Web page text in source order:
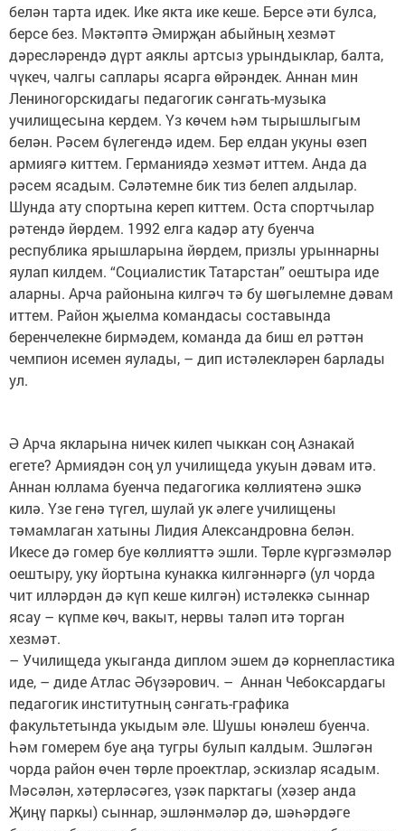
белән тарта идек. Ике якта ике кеше. Берсе әти булса,
берсе без. Мәктәптә Әмирҗан абыйның хезмәт
дәресләрендә дүрт аяклы артсыз урындыклар, балта,
чүкеч, чалгы саплары ясарга өйрәндек. Аннан мин
Лениногорскидагы педагогик сәнгать-музыка
училищесына кердем. Үз көчем һәм тырышлыгым
белән. Рәсем бүлегендә идем. Бер елдан укуны өзеп
армиягә киттем. Германиядә хезмәт иттем. Анда да
рәсем ясадым. Сәләтемне бик тиз белеп алдылар.
Шунда ату спортына кереп киттем. Оста спортчылар
рәтендә йөрдем. 1992 елга кадәр ату буенча
республика ярышларына йөрдем, призлы урыннарны
яулап килдем. “Социалистик Татарстан” оештыра иде
аларны. Арча районына килгәч тә бу шөгылемне дәвам
иттем. Район җыелма командасы составында
беренчелекне бирмәдем, команда да биш ел рәттән
чемпион исемен яулады, – дип истәлекләрен барлады
ул.
Ә Арча якларына ничек килеп чыккан соң Азнакай
егете? Армиядән соң ул училищеда укуын дәвам итә.
Аннан юллама буенча педагогика көллиятенә эшкә
килә. Үзе генә түгел, шулай ук әлеге училищены
тәмамлаган хатыны Лидия Александровна белән.
Икесе дә гомер буе көллияттә эшли. Төрле күргәзмәләр
оештыру, уку йортына кунакка килгәннәргә (ул чорда
чит илләрдән дә күп кеше килгән) истәлеккә сыннар
ясау – күпме көч, вакыт, нервы таләп итә торган
хезмәт.
– Училищеда укыганда диплом эшем дә корнепластика
иде, – диде Атлас Әбүзәрович. – Аннан Чебоксардагы
педагогик институтның сәнгать-графика
факультетында укыдым әле. Шушы юнәлеш буенча.
Һәм гомерем буе аңа тугры булып калдым. Эшләгән
чорда район өчен төрле проектлар, эскизлар ясадым.
Мәсәлән, хәтерләсәгез, үзәк парктагы (хәзер анда
Җиңү паркы) сыннар, эшләнмәләр дә, шәһәрдәге